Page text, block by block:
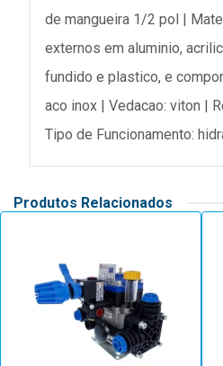
de mangueira 1/2 pol |
externos em aluminio,
fundido e plastico, e
aco inox | Vedacao: viton |
Tipo de Funcionamento:
Produtos Relacionados